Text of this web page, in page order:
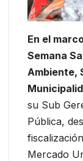
En el
Semana
Ambiente,
su Sub
Pública,
Mercado